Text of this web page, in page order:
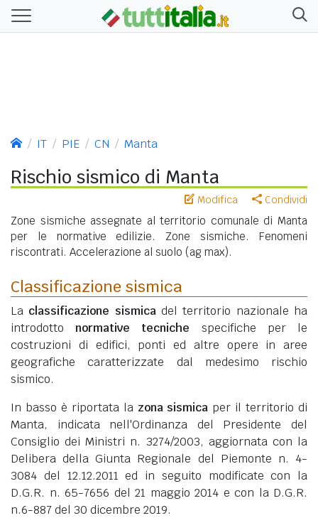
IT PIE CN Manta
Rischio sismico di Manta
Modifica Condividi
Zone sismiche assegnate al territorio comunale di Manta
per le normative edilizie. Zone sismiche. Fenomeni
riscontrati. Accelerazione al suolo (ag max).
Classificazione sismica
La classificazione sismicadel territorio nazionale ha
introdotto normative tecniche specifiche per le
costruzioni di edifici, ponti ed altre opere in aree
geografiche caratterizzate dal medesimo rischio
sismico.
In basso è riportata la zona sismica per il territorio di
Manta, indicata nell'Ordinanza del Presidente del
Consiglio dei Ministri n. 3274/2003, aggiornata con la
Delibera della Giunta Regionale del Piemonte n. 4-
3084 del 12.12.2011 ed in seguito modificate con la
D.G.R. n. 65-7656 del 21 maggio 2014 e con la D.G.R.
n.6-887 del 30 dicembre 2019.